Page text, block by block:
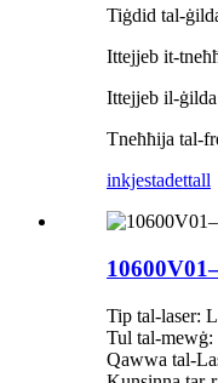
Tiġdid tal-
Ittejjeb it-
Ittejjeb il-ġilda
Tneħħija tal-
inkjestadettall
Tip tal-laser:
Tul tal-mewġ:
Qawwa tal-